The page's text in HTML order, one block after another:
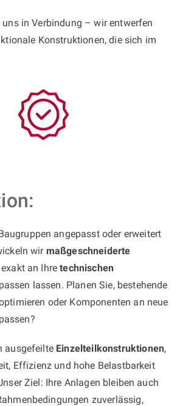
in Verbindung – wir entwerfen
Konstruktionen, die sich im
angepasst oder erweitert
wir maßgeschneiderte
exakt an Ihretechnischen
lassen. Planen Sie, bestehende
oder Komponenten an neue
ausgefeilte Einzelteilkonstruktionen,
Effizienz und hohe Belastbarkeit
Ziel: Ihre Anlagen bleiben auch
zuverlässig,